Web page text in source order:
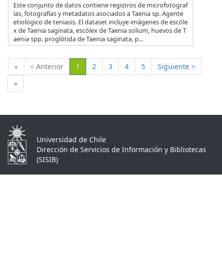
Este conjunto de datos contiene registros de microfotograf
ías, fotografías y metadatos asociados a Taenia sp. Agente
etiológico de teniasis. El dataset incluye imágenes de escóle
x de Taenia saginata, escólex de Taenia solium, huevos de T
aenia spp. proglótida de Taenia saginata, p...
« < Anterior 1 (Actual)
2 3 4 5
Siguiente >
»
Universidad de Chile
Dirección de Servicios de Información y Bibliotecas
(SISIB)